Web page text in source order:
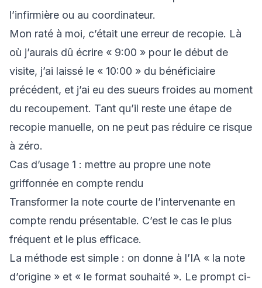
l’infirmière ou au coordinateur.
Mon raté à moi, c’était une erreur de recopie. Là
où j’aurais dû écrire « 9:00 » pour le début de
visite, j’ai laissé le « 10:00 » du bénéficiaire
précédent, et j’ai eu des sueurs froides au moment
du recoupement. Tant qu’il reste une étape de
recopie manuelle, on ne peut pas réduire ce risque
à zéro.
Cas d’usage 1 : mettre au propre une note
griffonnée en compte rendu
Transformer la note courte de l’intervenante en
compte rendu présentable. C’est le cas le plus
fréquent et le plus efficace.
La méthode est simple : on donne à l’IA « la note
d’origine » et « le format souhaité ». Le prompt ci-